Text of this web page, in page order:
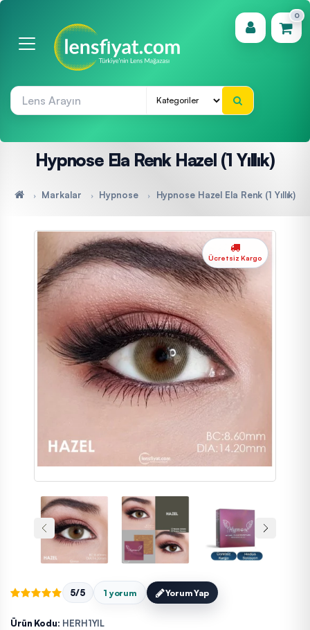
0
(0)
Hypnose Ela Renk Hazel (1 Yıllık)
Markalar Hypnose Hypnose Hazel Ela Renk (1 Yıllık)
Ücretsiz Kargo
5/5 1 yorum Yorum Yap
Ürün Kodu: HERH1YIL